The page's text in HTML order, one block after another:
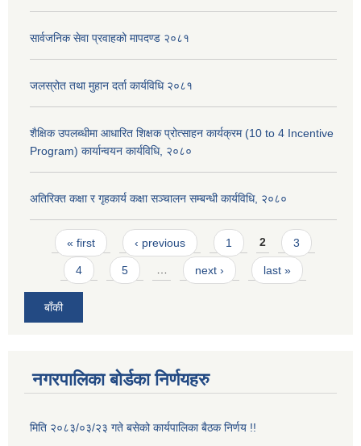
सार्वजनिक सेवा प्रवाहको मापदण्ड २०८१
जलस्रोत तथा मुहान दर्ता कार्यविधि २०८१
शैक्षिक उपलब्धीमा आधारित शिक्षक प्रोत्साहन कार्यक्रम (10 to 4 Incentive
Program) कार्यान्वयन कार्यविधि, २०८०
अतिरिक्त कक्षा र गृहकार्य कक्षा सञ्चालन सम्बन्धी कार्यविधि, २०८०
Pages
« first ‹ previous 1 2 3
4 5 … next › last »
बाँकी
नगरपालिका बोर्डका निर्णयहरु
मिति २०८३/०३/२३ गते बसेको कार्यपालिका बैठक निर्णय !!